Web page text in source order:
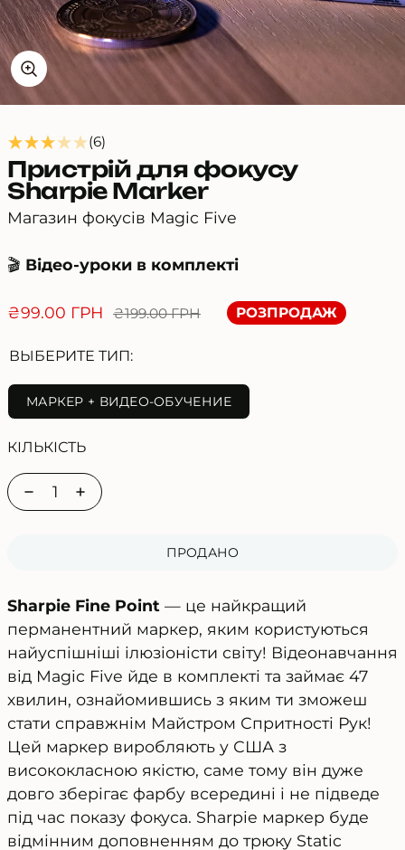
(6)
всього
відгуків
Пристрій для фокусу
Sharpie Marker
Магазин фокусів Magic Five
🎬 Відео-уроки в комплекті
Ціна
знижкою
₴99.00 ГРН Ціна
₴199.00 ГРН РОЗПРОДАЖ
ВЫБЕРИТЕ ТИП:
МАРКЕР + ВИДЕО-ОБУЧЕНИЕ
КІЛЬКІСТЬ
Зменшити
Пристрій
для
фокусу
Sharpie
Marker
Збільшити
Пристрій
фокусу
Sharpie
Marker
ПРОДАНО
Sharpie Fine Point — це найкращий
перманентний маркер, яким користуються
найуспішніші ілюзіоністи світу! Відеонавчання
від Magic Five йде в комплекті та займає 47
хвилин, ознайомившись з яким ти зможеш
стати справжнім Майстром Спритності Рук!
Цей маркер виробляють у США з
висококласною якістю, саме тому він дуже
довго зберігає фарбу всередині і не підведе
під час показу фокуса. Sharpie маркер буде
відмінним доповненням до трюку Static